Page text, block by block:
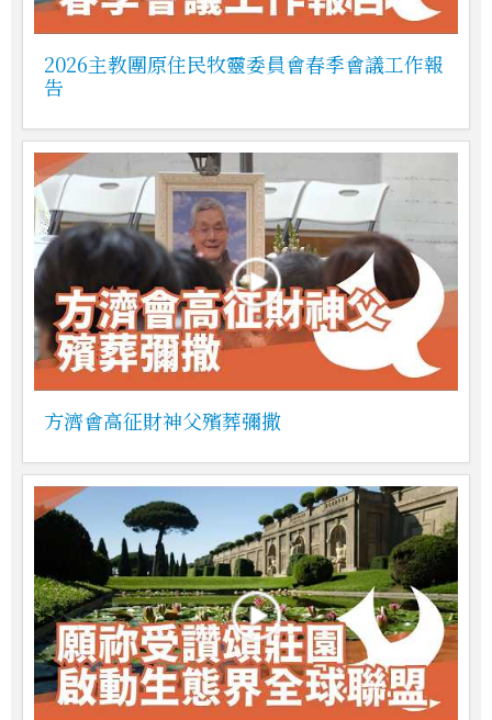
2026主教團原住民牧靈委員會春季會議工作報
告
方濟會高征財神父殯葬彌撒